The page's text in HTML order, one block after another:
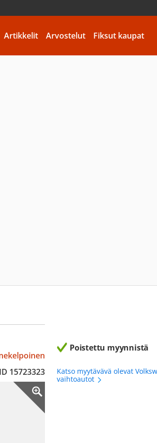
Artikkelit Arvostelut Fiksut kaupat
ID 15723323
Poistettu myynnistä
Katso myytävävä olevat
vaihtoautot